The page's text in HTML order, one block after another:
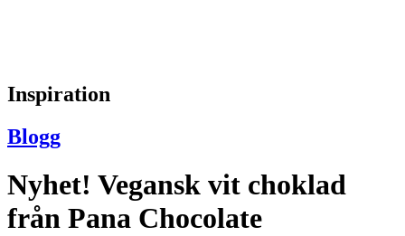
Inspiration
Blogg
Nyhet! Vegansk vit choklad
från Pana Chocolate